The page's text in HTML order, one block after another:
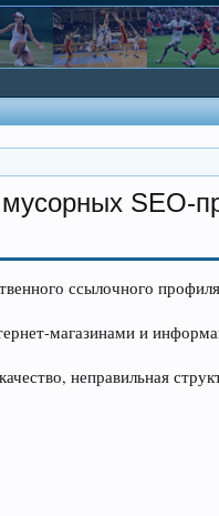
SEO-
ссылочного
магазинами и
неправильная